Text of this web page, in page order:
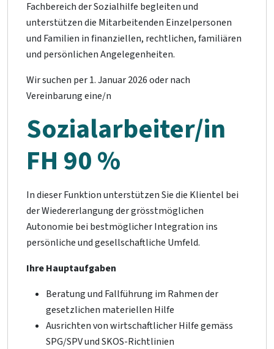
Fachbereich der Sozialhilfe begleiten und
unterstützen die Mitarbeitenden Einzelpersonen
und Familien in finanziellen, rechtlichen, familiären
und persönlichen Angelegenheiten.
Wir suchen per 1. Januar 2026 oder nach
Vereinbarung eine/n
Sozialarbeiter/in
FH 90 %
In dieser Funktion unterstützen Sie die Klientel bei
der Wiedererlangung der grösstmöglichen
Autonomie bei bestmöglicher Integration ins
persönliche und gesellschaftliche Umfeld.
Ihre Hauptaufgaben
Beratung und Fallführung im Rahmen der
gesetzlichen materiellen Hilfe
Ausrichten von wirtschaftlicher Hilfe gemäss
SPG/SPV und SKOS-Richtlinien